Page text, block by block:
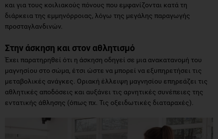
και για τους κοιλιακούς πόνους που εμφανίζονται κατά τη
διάρκεια της εμμηνόρροιας, λόγω της μεγάλης παραγωγής
προσταγλανδινών.
Στην άσκηση και στον αθλητισμό
Έχει παρατηρηθεί ότι η άσκηση οδηγεί σε μια ανακατανομή του
μαγνησίου στο σώμα, έτσι ώστε να μπορεί να εξυπηρετήσει τις
μεταβολικές ανάγκες. Οριακή έλλειψη μαγνησίου επηρεάζει τις
αθλητικές αποδόσεις και αυξάνει τις αρνητικές συνέπειες της
εντατικής άθλησης (όπως πχ. Τις οξειδωτικές διαταραχές).